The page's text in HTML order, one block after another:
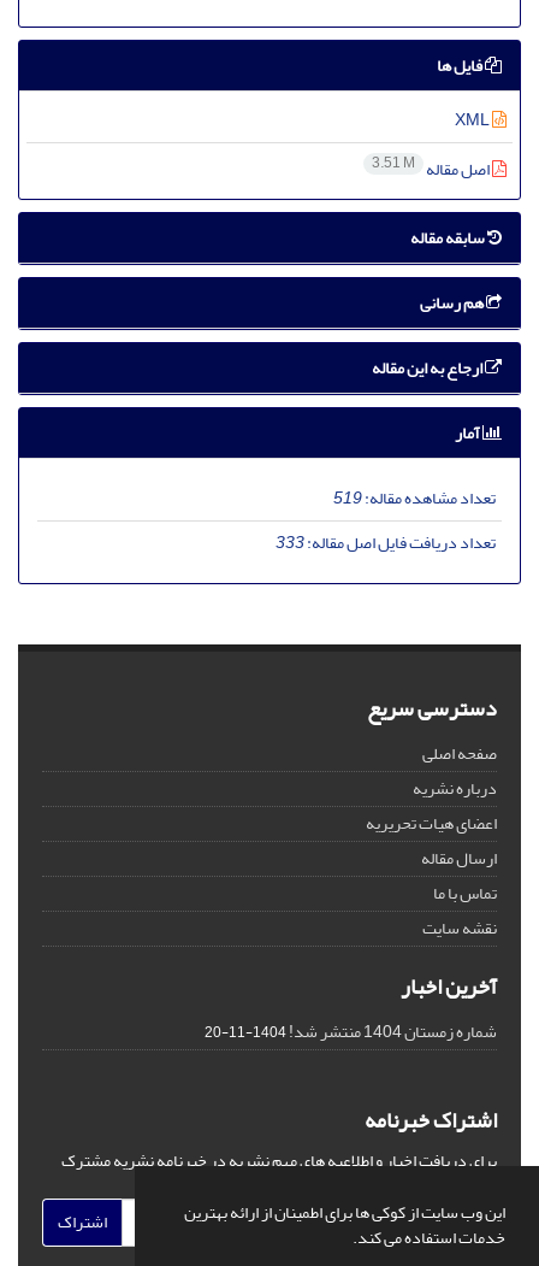
این وب سایت از کوکی ها برای اطمینان از ارائه بهترین
خدمات استفاده می کند.
فایل ها
اصل مقاله 3.51 M
سابقه مقاله
هم رسانی
ارجاع به این مقاله
آمار
تعداد مشاهده مقاله:519
تعداد دریافت فایل اصل مقاله:333
دسترسی سریع
صفحه اصلی
درباره نشریه
اعضای هیات تحریریه
ارسال مقاله
تماس با ما
نقشه سایت
آخرین اخبار
شماره زمستان 1404 منتشر شد! 1404-11-20
اشتراک خبرنامه
برای دریافت اخبار و اطلاعیه های مهم نشریه در خبرنامه نشریه مشترک
اشتراک